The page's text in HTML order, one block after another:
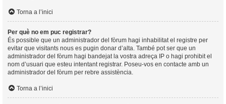
Torna a l’inici
Per què no em puc registrar?
És possible que un administrador del fòrum hagi inhabilitat el registre per
evitar que visitants nous es pugin donar d’alta. També pot ser que un
administrador del fòrum hagi bandejat la vostra adreça IP o hagi prohibit el
nom d’usuari que esteu intentant registrar. Poseu-vos en contacte amb un
administrador del fòrum per rebre assistència.
Torna a l’inici